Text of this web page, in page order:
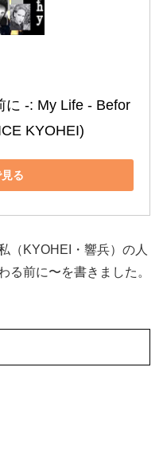
に ‐: My Life ‐ Befor
KYOHEI)
る
（KYOHEI・響兵）の人
る前に〜を書きました。